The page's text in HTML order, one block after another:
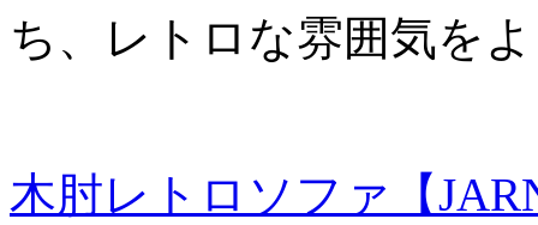
ち、レトロな雰囲気を
木肘レトロソファ【